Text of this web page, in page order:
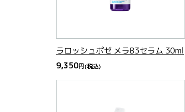
ラロッシュポゼ メラB3セラム 30ml
9,350円(税込)